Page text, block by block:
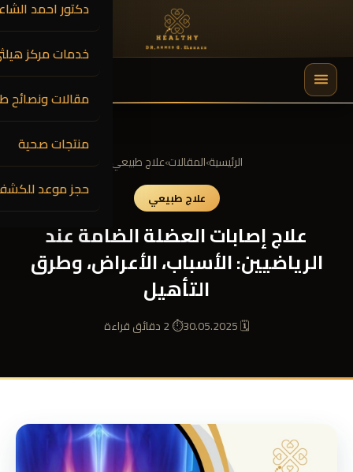
دكتور احمد
خدمات مركز
مقالات ونصائح
منتجات صحية
حجز موعد
$0.00
الرئيسية›المقالات›علاج طبيعي
علاج طبيعي
علاج إصابات العضلة الضامة عند
الرياضيين: الأسباب، الأعراض، وطرق
التأهيل
🗓 30.05.2025 ⏱ 2 دقائق قراءة